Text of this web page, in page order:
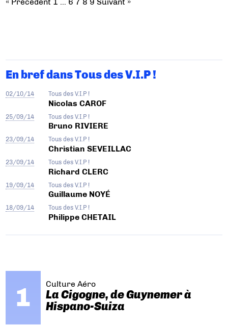
En bref dans Tous des V.I.P !
02/10/14 Tous des V.I.P !
Nicolas CAROF
25/09/14 Tous des V.I.P !
Bruno RIVIERE
23/09/14 Tous des V.I.P !
Christian SEVEILLAC
23/09/14 Tous des V.I.P !
Richard CLERC
19/09/14 Tous des V.I.P !
Guillaume NOYÉ
18/09/14 Tous des V.I.P !
Philippe CHETAIL
Culture Aéro
La Cigogne, de Guynemer à
Hispano-Suiza